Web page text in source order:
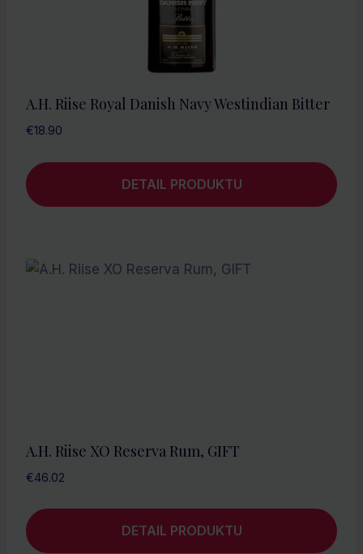
A.H. Riise Royal Danish Navy Westindian Bitter
€18.90
DETAIL PRODUKTU
A.H. Riise XO Reserva Rum, GIFT
€46.02
DETAIL PRODUKTU